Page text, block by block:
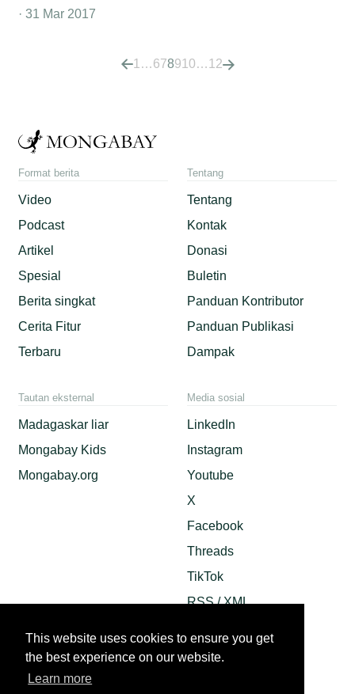
This website uses cookies to ensure you get
the best experience on our website.
Learn more
31 Mar 2017
1…6 78910…12
Format berita
Video
Podcast
Artikel
Spesial
Berita singkat
Cerita Fitur
Terbaru
Tentang
Tentang
Kontak
Donasi
Buletin
Panduan Kontributor
Panduan Publikasi
Dampak
Tautan eksternal
Madagaskar liar
Mongabay Kids
Mongabay.org
Media sosial
LinkedIn
Instagram
Youtube
X
Facebook
Threads
TikTok
RSS / XML
Android App